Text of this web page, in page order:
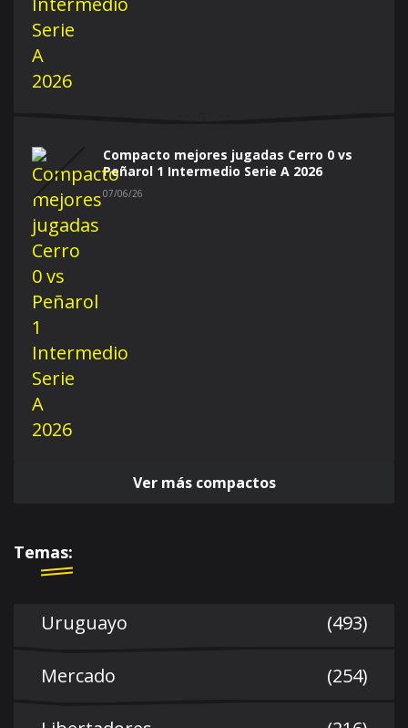
Compacto mejores jugadas Cerro 0 vs
Peñarol 1 Intermedio Serie A 2026
07/06/26
Ver más compactos
Temas:
Uruguayo (493)
Mercado (254)